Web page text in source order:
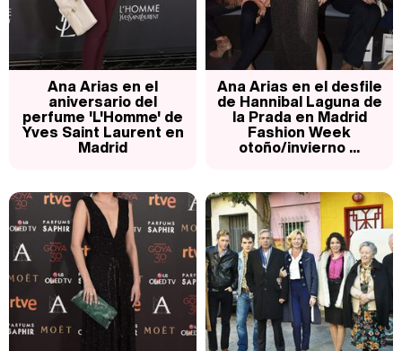
Magdalena de Suecia responde a las críticas y explica por qué le han permitido lanzar su propio negocio
Ana Arias en el
aniversario del
perfume 'L'Homme' de
Yves Saint Laurent en
Madrid
Ana Arias en el desfile
de Hannibal Laguna de
la Prada en Madrid
Fashion Week
otoño/invierno ...